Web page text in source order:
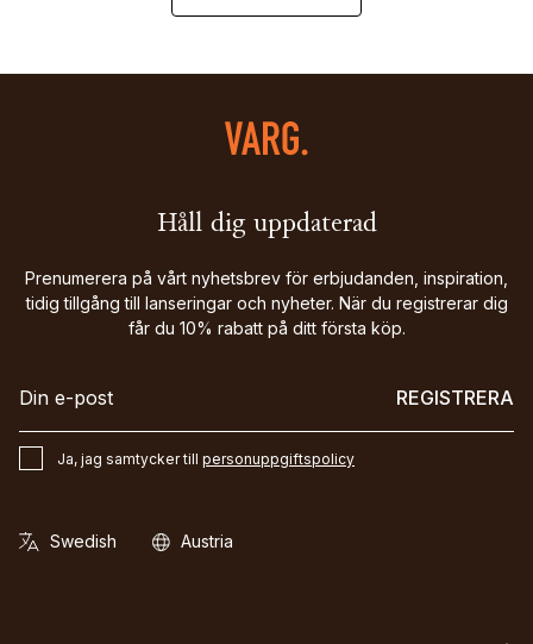
Håll dig uppdaterad
Prenumerera på vårt nyhetsbrev för erbjudanden, inspiration,
tidig tillgång till lanseringar och nyheter. När du registrerar dig
får du 10% rabatt på ditt första köp.
REGISTRERA
Ja, jag samtycker till personuppgiftspolicy